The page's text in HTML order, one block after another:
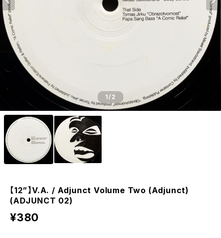
1/2
【12”】V.A. / Adjunct Volume Two (Adjunct)
(ADJUNCT 02)
¥380